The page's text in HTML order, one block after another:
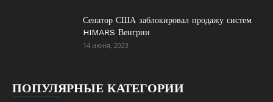
Сенатор США заблокировал продажу систем
HIMARS Венгрии
14 июня, 2023
ПОПУЛЯРНЫЕ КАТЕГОРИИ